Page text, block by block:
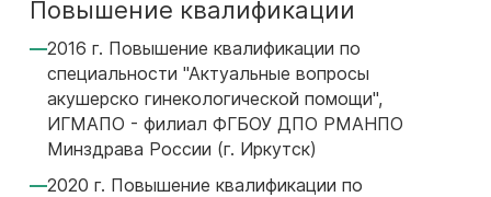
Повышение квалификации
2016 г. Повышение квалификации по
специальности "Актуальные вопросы
акушерско гинекологической помощи",
ИГМАПО - филиал ФГБОУ ДПО РМАНПО
Минздрава России (г. Иркутск)
2020 г. Повышение квалификации по